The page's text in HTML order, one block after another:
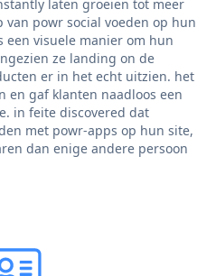
laten groeien tot meer
powr social voeden op hun
een visuele manier om hun
ze landing on de
er in het echt uitzien. het
en gaf klanten naadloos een
in feite discovered dat
met powr-apps op hun site,
dan enige andere persoon